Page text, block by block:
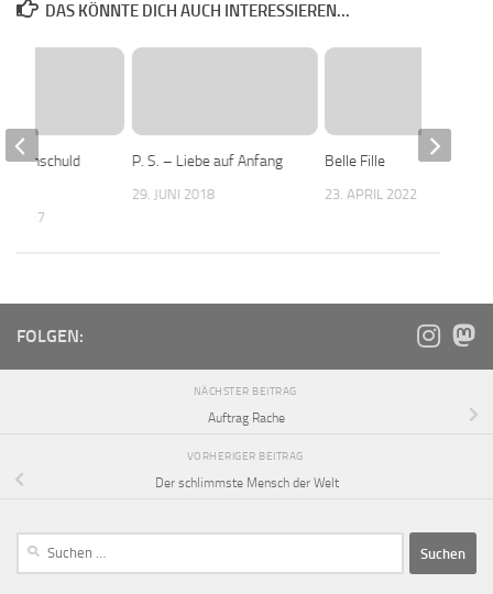
DAS KÖNNTE DICH AUCH INTERESSIEREN...
P. S. – Liebe auf Anfang
29. JUNI 2018
Belle Fille
23. APRIL 2022
Unschuld
2017
FOLGEN:
NÄCHSTER BEITRAG
Auftrag Rache
VORHERIGER BEITRAG
Der schlimmste Mensch der Welt